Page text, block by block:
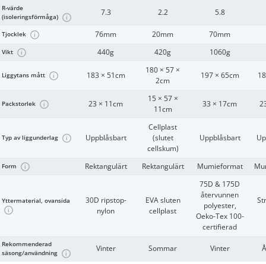
R-värde
(isoleringsförmåga)
i
7.3 2.2 5.8
Tjocklek i 76mm 20mm 70mm
Vikt i 440g 420g 1060g
Liggytans mått i 183 × 51cm
180 × 57 ×
2cm
197 × 65cm
Packstorlek i 23 × 11cm
15 × 57 ×
11cm
33 × 17cm
Typ av liggunderlag i Uppblåsbart
Cellplast
(slutet
cellskum)
Uppblåsbart
Form i Rektangulärt Rektangulärt Mumieformat
Yttermaterial, ovansida
i
30D ripstop-
nylon
EVA sluten
cellplast
75D & 175D
återvunnen
polyester,
Oeko-Tex 100-
certifierad
Rekommenderad
säsong/användning
i
Vinter Sommar Vinter